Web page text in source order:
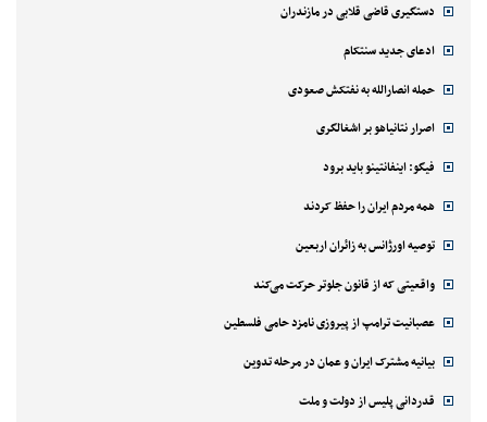
دستگیری قاضی قلابی در مازندران
ادعای جدید سنتکام
حمله انصارالله به نفتکش صعودی
اصرار نتانیاهو بر اشغالگری
فیگو: اینفانتینو باید برود
همه مردم ایران را حفظ کردند
توصیه اورژانس به زائران اربعین
واقعیتی که از قانون جلوتر حرکت می‌کند
عصبانیت ترامپ از پیروزی نامزد حامی فلسطین
بیانیه مشترک ایران و عمان در مرحله تدوین
قدردانی پلیس از دولت و ملت